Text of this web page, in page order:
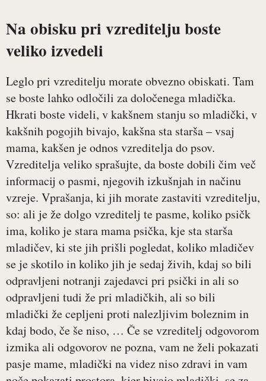
Na obisku pri vzreditelju boste
veliko izvedeli
Leglo pri vzreditelju morate obvezno obiskati. Tam
se boste lahko odločili za določenega mladička.
Hkrati boste videli, v kakšnem stanju so mladički, v
kakšnih pogojih bivajo, kakšna sta starša – vsaj
mama, kakšen je odnos vzreditelja do psov.
Vzreditelja veliko sprašujte, da boste dobili čim več
informacij o pasmi, njegovih izkušnjah in načinu
vzreje. Vprašanja, ki jih morate zastaviti vzreditelju,
so: ali je že dolgo vzreditelj te pasme, koliko psičk
ima, koliko je stara mama psička, kje sta starša
mladičev, ki ste jih prišli pogledat, koliko mladičev
se je skotilo in koliko jih je sedaj živih, kdaj so bili
odpravljeni notranji zajedavci pri psički in ali so
odpravljeni tudi že pri mladičkih, ali so bili
mladički že cepljeni proti nalezljivim boleznim in
kdaj bodo, če še niso, … Če se vzreditelj odgovorom
izmika ali odgovorov ne pozna, vam ne želi pokazati
pasje mame, mladički na videz niso zdravi in vam